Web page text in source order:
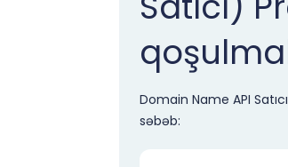
Domain Name API
səbəb: